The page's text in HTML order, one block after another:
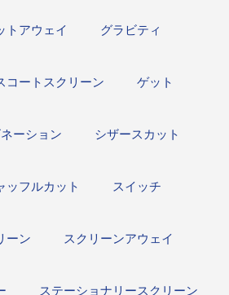
トアウェイ グラビティ
コートスクリーン ゲット
ーション シザースカット
ッフルカット スイッチ
ーン スクリーンアウェイ
ステーショナリースクリーン